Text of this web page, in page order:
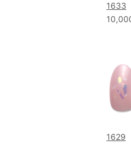
1633
1629